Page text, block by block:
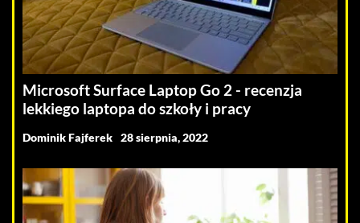
Microsoft Surface Laptop Go 2 - recenzja
lekkiego laptopa do szkoły i pracy
Dominik Fajferek 28 sierpnia, 2022